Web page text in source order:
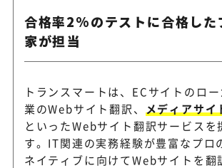
合格率2%のテストに合格した
家が担当
トランスマートは、ECサイトのロ
業のWebサイト翻訳、
メディアサイ
といったWebサイト翻訳サービスを
す。IT関連の実務経験が豊富なプロ
ネイティブに向けてWebサイトを翻